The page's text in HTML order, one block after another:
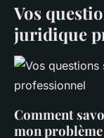
Vos
juridique
Comment
mon